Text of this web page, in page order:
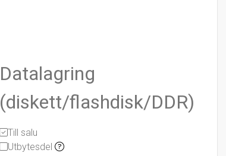
Datalagring
(diskett/flashdisk/DDR)
Till salu
Utbytesdel